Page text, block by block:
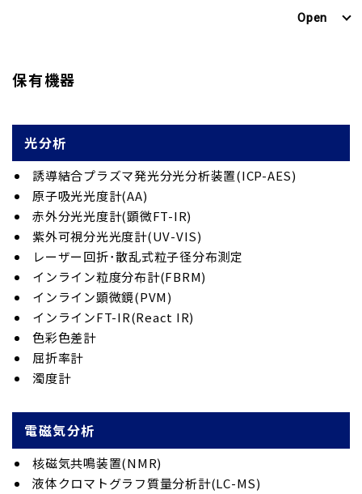
保有機器
光分析
誘導結合プラズマ発光分光分析装置(ICP-AES)
原子吸光光度計(AA)
赤外分光光度計(顕微FT-IR)
紫外可視分光光度計(UV-VIS)
レーザー回折･散乱式粒子径分布測定
インライン粒度分布計(FBRM)
インライン顕微鏡(PVM)
インラインFT-IR(React IR)
色彩色差計
屈折率計
濁度計
電磁気分析
核磁気共鳴装置(NMR)
液体クロマトグラフ質量分析計(LC-MS)